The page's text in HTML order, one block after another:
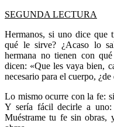
SEGUNDA LECTURA
Hermanos, si uno dice que
qué le sirve? ¿Acaso lo
hermana no tienen con
dicen: «Que les vaya bien,
necesario para el cuerpo, ¿de
Lo mismo ocurre con la fe:
Y sería fácil decirle a
Muéstrame tu fe sin obras,